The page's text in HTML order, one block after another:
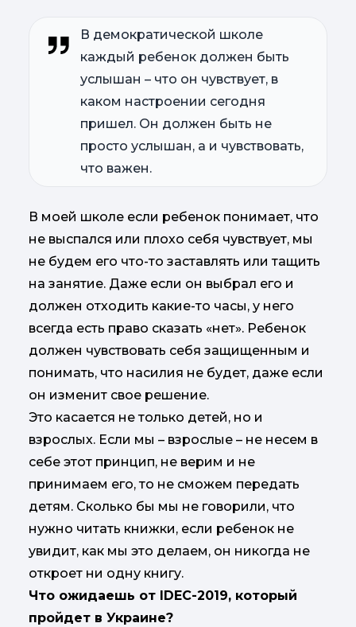
В демократической школе
каждый ребенок должен быть
услышан – что он чувствует, в
каком настроении сегодня
пришел. Он должен быть не
просто услышан, а и чувствовать,
что важен.
В моей школе если ребенок понимает, что
не выспался или плохо себя чувствует, мы
не будем его что-то заставлять или тащить
на занятие. Даже если он выбрал его и
должен отходить какие-то часы, у него
всегда есть право сказать «нет». Ребенок
должен чувствовать себя защищенным и
понимать, что насилия не будет, даже если
он изменит свое решение.
Это касается не только детей, но и
взрослых. Если мы – взрослые – не несем в
себе этот принцип, не верим и не
принимаем его, то не сможем передать
детям. Сколько бы мы не говорили, что
нужно читать книжки, если ребенок не
увидит, как мы это делаем, он никогда не
откроет ни одну книгу.
Что ожидаешь от IDEC-2019, который
пройдет в Украине?